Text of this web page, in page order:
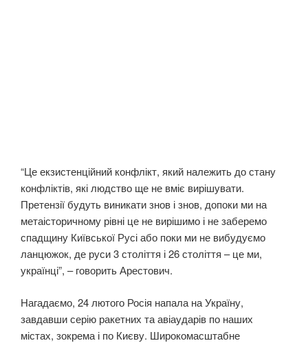
“Це екзистенційний конфлікт, який належить до стану
конфліктів, які людство ще не вміє вирішувати.
Претензії будуть виникати знов і знов, допоки ми на
метаісторичному рівні це не вирішимо і не заберемо
спадщину Київської Русі або поки ми не вибудуємо
ланцюжок, де руси 3 століття і 26 століття – це ми,
українці”, – говорить Арестович.
Нагадаємо, 24 лютого Росія напала на Україну,
завдавши серію ракетних та авіаударів по наших
містах, зокрема і по Києву. Широкомасштабне